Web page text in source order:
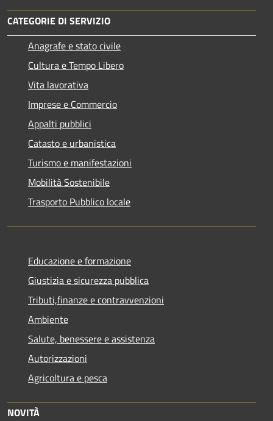
CATEGORIE DI SERVIZIO
Anagrafe e stato civile
Cultura e Tempo Libero
Vita lavorativa
Imprese e Commercio
Appalti pubblici
Catasto e urbanistica
Turismo e manifestazioni
Mobilità Sostenibile
Trasporto Pubblico locale
Educazione e formazione
Giustizia e sicurezza pubblica
Tributi,finanze e contravvenzioni
Ambiente
Salute, benessere e assistenza
Autorizzazioni
Agricoltura e pesca
NOVITÀ